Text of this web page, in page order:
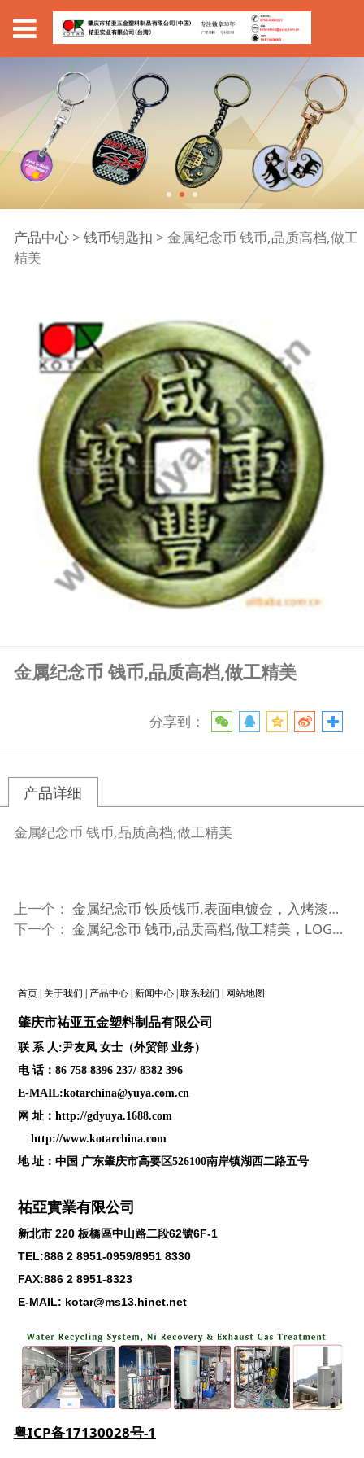
金属纪念币 钱币,品质高
产品中心> 钱币钥匙扣 > 金属纪念币 钱币,品质高档,做工
精美
金属纪念币 钱币,品质高档,做工精美
分享到：
产品详细
金属纪念币 钱币,品质高档,做工精美
上一个： 金属纪念币 铁质钱币,表面电镀金，入烤漆颜色，品质高档,做工精美
下一个： 金属纪念币 钱币,品质高档,做工精美，LOGO可镭射
首页| 关于我们 | 产品中心| 新闻中心| 联系我们 | 网站地图
肇庆市祐亚五金塑料制品有限公司
联 系 人:尹友凤 女士（外贸部 业务）
电 话：86 758 8396 237/ 8382 396
E-MAIL:kotarchina@yuya.com.cn
网 址： http://gdyuya.1688.com
http://www.kotarchina.com
地 址：中国 广东肇庆市高要区526100南岸镇湖西二路五号
祐亞實業有限公司
新北市220 板橋區中山路二段62號6F-1
TEL:886 2 8951-0959/8951 8330
FAX:886 2 8951-8323
E-MAIL: kotar@ms13.hinet.net
粤ICP备17130028号-1